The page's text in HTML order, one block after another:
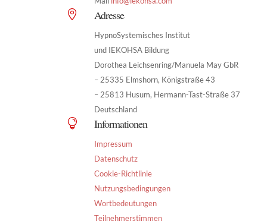
 Adresse
HypnoSystemisches Institut
und IEKOHSA Bildung
Dorothea Leichsenring/Manuela May GbR
– 25335 Elmshorn, Königstraße 43
– 25813 Husum, Hermann-Tast-Straße 37
Deutschland
 Informationen
Impressum
Datenschutz
Cookie-Richtlinie
Nutzungsbedingungen
Wortbedeutungen
Teilnehmerstimmen